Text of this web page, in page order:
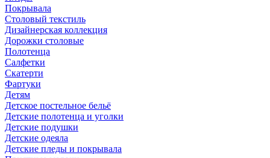
Покрывала
Столовый текстиль
Дизайнерская коллекция
Дорожки столовые
Полотенца
Салфетки
Скатерти
Фартуки
Детям
Детское постельное бельё
Детские полотенца и уголки
Детские подушки
Детские одеяла
Детские пледы и покрывала